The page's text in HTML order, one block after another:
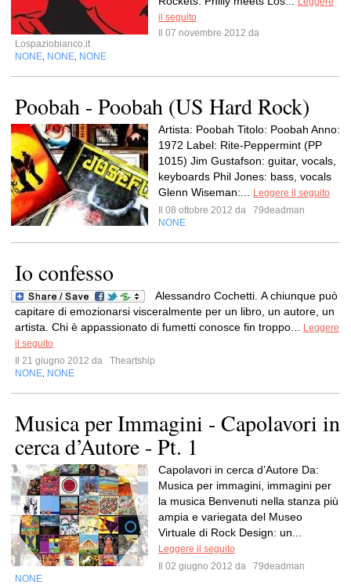
il seguito
Il 07 novembre 2012 da
Lospaziobianco.it
NONE NONE NONE
Poobah - Poobah (US Hard Rock)
Artista: Poobah Titolo: Poobah Anno:
1972 Label: Rite-Peppermint (PP
1015) Jim Gustafson: guitar, vocals,
keyboards Phil Jones: bass, vocals
Glenn Wiseman:...
Leggere il seguito
Il 08 ottobre 2012 da
79deadman
NONE
Io confesso
Alessandro Cochetti. A chiunque può
capitare di emozionarsi visceralmente per un libro, un autore, un
artista. Chi è appassionato di fumetti conosce fin troppo...
Leggere
il seguito
Il 21 giugno 2012 da
Theartship
NONE NONE
Musica per Immagini - Capolavori in
cerca d’Autore - Pt. 1
Capolavori in cerca d’Autore Da:
Musica per immagini, immagini per
la musica Benvenuti nella stanza più
ampia e variegata del Museo
Virtuale di Rock Design: un...
Leggere il seguito
Il 02 giugno 2012 da
79deadman
NONE